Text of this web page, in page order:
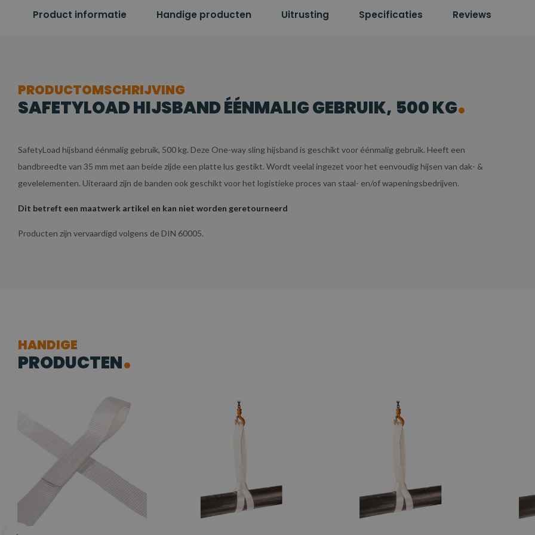
Product informatie Handige producten Uitrusting Specificaties Reviews
PRODUCTOMSCHRIJVING
SAFETYLOAD HIJSBAND ÉÉNMALIG GEBRUIK, 500 KG
SafetyLoad hijsband éénmalig gebruik, 500 kg. Deze One-way sling hijsband is geschikt voor éénmalig gebruik. Heeft een
bandbreedte van 35 mm met aan beide zijde een platte lus gestikt. Wordt veelal ingezet voor het eenvoudig hijsen van dak- &
gevelelementen. Uiteraard zijn de banden ook geschikt voor het logistieke proces van staal- en/of wapeningsbedrijven.
Dit betreft een maatwerk artikel en kan niet worden geretourneerd
Producten zijn vervaardigd volgens de DIN 60005.
HANDIGE
PRODUCTEN